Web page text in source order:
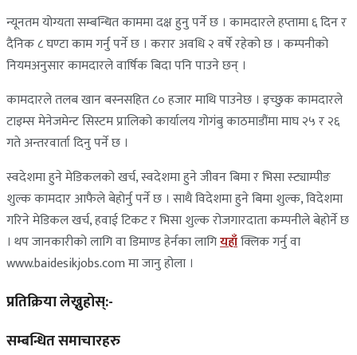
न्यूनतम योग्यता सम्बन्धित काममा दक्ष हुनु पर्ने छ । कामदारले हप्तामा ६ दिन र
दैनिक ८ घण्टा काम गर्नु पर्ने छ । करार अवधि २ वर्षे रहेको छ । कम्पनीको
नियमअनुसार कामदारले वार्षिक बिदा पनि पाउने छन् ।
कामदारले तलब खान बस्नसहित ८० हजार माथि पाउनेछ । इच्छुक कामदारले
टाइम्स मेनेजमेन्ट सिस्टम प्रालिको कार्यालय गोगंबु काठमाडौंमा माघ २५ र २६
गते अन्तरवार्ता दिनु पर्ने छ ।
स्वदेशमा हुने मेडिकलको खर्च, स्वदेशमा हुने जीवन बिमा र भिसा स्ट्याम्पीङ
शुल्क कामदार आफैले बेहोर्नु पर्ने छ । साथै विदेशमा हुने बिमा शुल्क, विदेशमा
गरिने मेडिकल खर्च, हवाई टिकट र भिसा शुल्क रोजगारदाता कम्पनीले बेहोर्ने छ
। थप जानकारीको लागि वा डिमाण्ड हेर्नका लागियहाँक्लिक गर्नु वा
www.baidesikjobs.com मा जानु होला ।
प्रतिक्रिया लेख्नुहोस्:-
सम्बन्धित समाचारहरु